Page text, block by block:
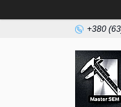
+380